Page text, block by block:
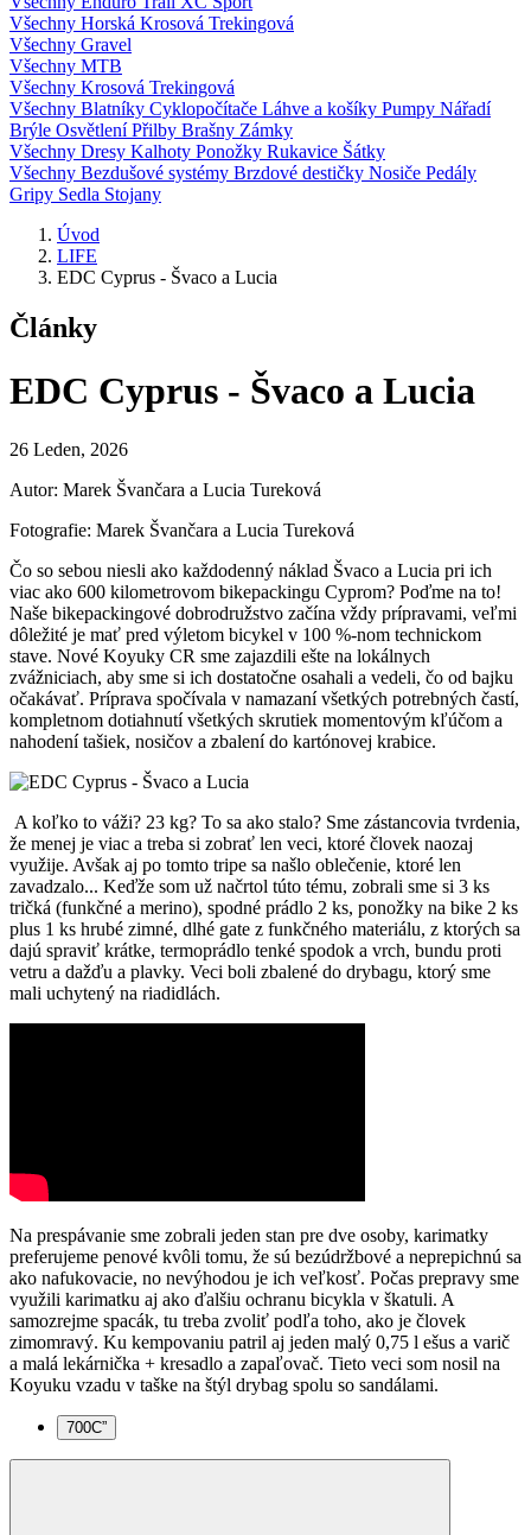
Všechny Horská Krosová Trekingová
Všechny Gravel
Všechny MTB
Všechny Krosová Trekingová
Všechny Blatníky Cyklopočítače Láhve a košíky Pumpy Nářadí
Brýle OsvětleníPřilby Brašny Zámky
Všechny Dresy Kalhoty Ponožky Rukavice Šátky
Všechny Bezdušové systémy Brzdové destičky Nosiče Pedály
Gripy Sedla Stojany
Úvod
LIFE
EDC Cyprus - Švaco a Lucia
Články
EDC Cyprus - Švaco a Lucia
26 Leden, 2026
Autor: Marek Švančara a Lucia Tureková
Fotografie: Marek Švančara a Lucia Tureková
Čo so sebou niesli ako každodenný náklad Švaco a Lucia pri ich
viac ako 600 kilometrovom bikepackingu Cyprom? Poďme na to!
Naše bikepackingové dobrodružstvo začína vždy prípravami, veľmi
dôležité je mať pred výletom bicykel v 100 %-nom technickom
stave. Nové Koyuky CR sme zajazdili ešte na lokálnych
zvážniciach, aby sme si ich dostatočne osahali a vedeli, čo od bajku
očakávať. Príprava spočívala v namazaní všetkých potrebných častí,
kompletnom dotiahnutí všetkých skrutiek momentovým kľúčom a
nahodení tašiek, nosičov a zbalení do kartónovej krabice.
A koľko to váži? 23 kg? To sa ako stalo? Sme zástancovia tvrdenia,
že menej je viac a treba si zobrať len veci, ktoré človek naozaj
využije. Avšak aj po tomto tripe sa našlo oblečenie, ktoré len
zavadzalo... Keďže som už načrtol túto tému, zobrali sme si 3 ks
tričká (funkčné a merino), spodné prádlo 2 ks, ponožky na bike 2 ks
plus 1 ks hrubé zimné, dlhé gate z funkčného materiálu, z ktorých sa
dajú spraviť krátke, termoprádlo tenké spodok a vrch, bundu proti
vetru a dažďu a plavky. Veci boli zbalené do drybagu, ktorý sme
mali uchytený na riadidlách.
Na prespávanie sme zobrali jeden stan pre dve osoby, karimatky
preferujeme penové kvôli tomu, že sú bezúdržbové a neprepichnú sa
ako nafukovacie, no nevýhodou je ich veľkosť. Počas prepravy sme
využili karimatku aj ako ďalšiu ochranu bicykla v škatuli. A
samozrejme spacák, tu treba zvoliť podľa toho, ako je človek
zimomravý. Ku kempovaniu patril aj jeden malý 0,75 l ešus a varič
a malá lekárnička + kresadlo a zapaľovač. Tieto veci som nosil na
Koyuku vzadu v taške na štýl drybag spolu so sandálami.
700C”